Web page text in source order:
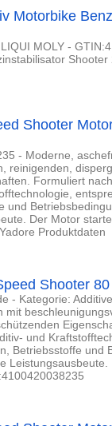
Motorbike
MOLY -
Shooter
- Moderne,
reinigenden,
Formuliert
und
Der Motor
Produktdaten
Shooter 80
- Kategorie:
und
Betriebsstoffe und